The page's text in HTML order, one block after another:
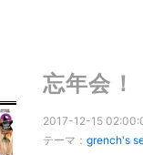
忘年会！
2017-12-15
テーマ： grench's